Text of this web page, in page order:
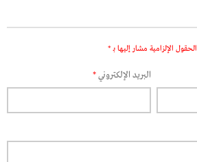
الحقول الإلزامية مشار إليها بـ *
البريد الإلكتروني*